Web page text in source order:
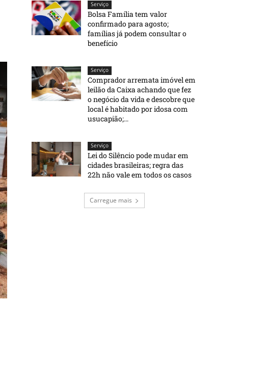
Serviço
Bolsa Família tem valor
confirmado para agosto;
famílias já podem consultar o
benefício
Serviço
Comprador arremata imóvel em
leilão da Caixa achando que fez
o negócio da vida e descobre que
local é habitado por idosa com
usucapião;...
Serviço
Lei do Silêncio pode mudar em
cidades brasileiras; regra das
22h não vale em todos os casos
Carregue mais